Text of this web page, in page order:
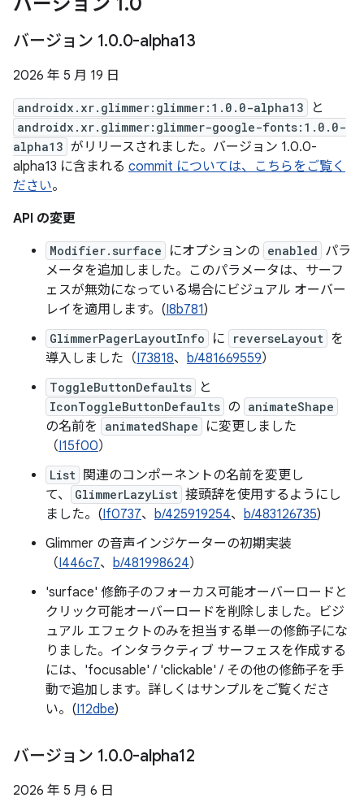
バージョン 1.0.0-alpha13
2026 年 5 月 19 日
androidx.xr.glimmer:glimmer:1.0.0-alpha13 と
androidx.xr.glimmer:glimmer-google-fonts:1.0.0-
alpha13 がリリースされました。バージョン 1.0.0-
alpha13 に含まれる commit については、こちらをご覧く
ださい。
API の変更
Modifier.surface にオプションの enabled パラ
メータを追加しました。このパラメータは、サーフ
ェスが無効になっている場合にビジュアル オーバー
レイを適用します。(I8b781)
GlimmerPagerLayoutInfo に reverseLayout を
導入しました（I73818、 b/481669559）
ToggleButtonDefaults と
IconToggleButtonDefaults の animateShape
の名前を animatedShape
に変更しました
（I15f00）
List 関連のコンポーネントの名前を変更し
て、
GlimmerLazyList 接頭辞を使用するようにし
ました。(If0737、 b/425919254、 b/483126735)
Glimmer の音声インジケーターの初期実装
（I446c7、 b/481998624）
'surface' 修飾子のフォーカス可能オーバーロードと
クリック可能オーバーロードを削除しました。ビジ
ュアル エフェクトのみを担当する単一の修飾子にな
りました。インタラクティブ サーフェスを作成する
には、'focusable' / 'clickable' / その他の修飾子を手
動で追加します。詳しくはサンプルをご覧くださ
い。(I12dbe)
バージョン 1.0.0-alpha12
2026 年 5 月 6 日